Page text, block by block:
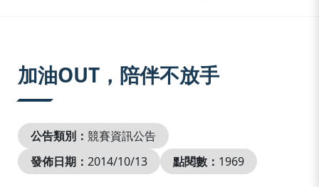
加油OUT，陪伴不放手
公告類別： 競賽資訊公告
發佈日期： 2014/10/13 點閱數： 1969